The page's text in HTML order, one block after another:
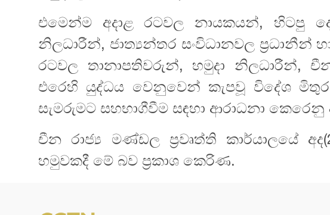
එමෙන්ම අදාළ රටවල නායකයන්, හිටපු
නිලධාරීන්, ජාත්‍යන්තර සංවිධානවල
රටවල තානාපතිවරුන්, හමුදා නිලධාරීන්,
එරෙහි යුද්ධය වෙනුවෙන් කැපවූ විදේශ
සැමරුමට සහභාගීවීම සඳහා ආරාධනා
චීන රාජ්‍ය මණ්ඩල ප්‍රවෘත්ති කාර්යාලයේ
හමුවකදී මේ බව ප්‍රකාශ කෙරිණ.